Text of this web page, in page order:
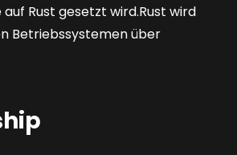
Rust gesetzt wird.Rust wird
Betriebssystemen über